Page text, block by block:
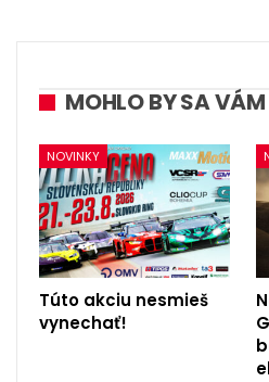
MOHLO BY SA
NOVINKY
Túto akciu nesmieš
vynechať!